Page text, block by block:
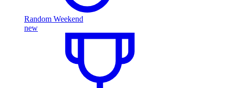
Random Weekend
new